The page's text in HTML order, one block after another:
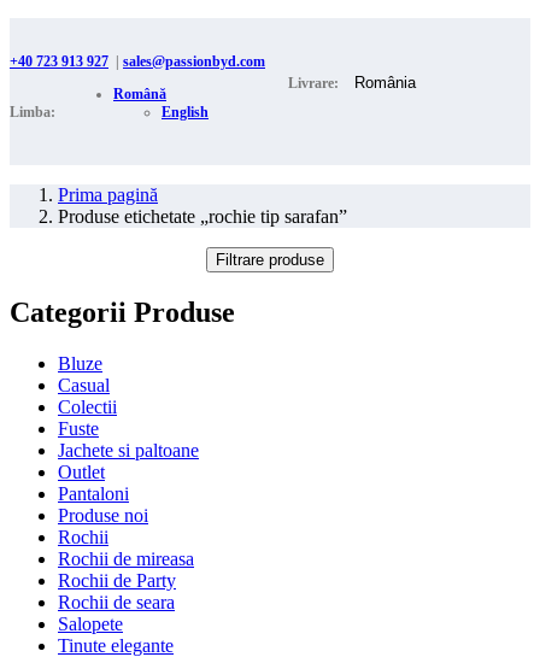
+40 723 913 927 sales@passionbyd.com
Limba:
Română
English
Livrare:
Prima pagină
Produse etichetate „rochie tip sarafan”
Filtrare produse
Categorii Produse
Bluze
Casual
Colectii
Fuste
Jachete si paltoane
Outlet
Pantaloni
Produse noi
Rochii
Rochii de mireasa
Rochii de Party
Rochii de seara
Salopete
Tinute elegante